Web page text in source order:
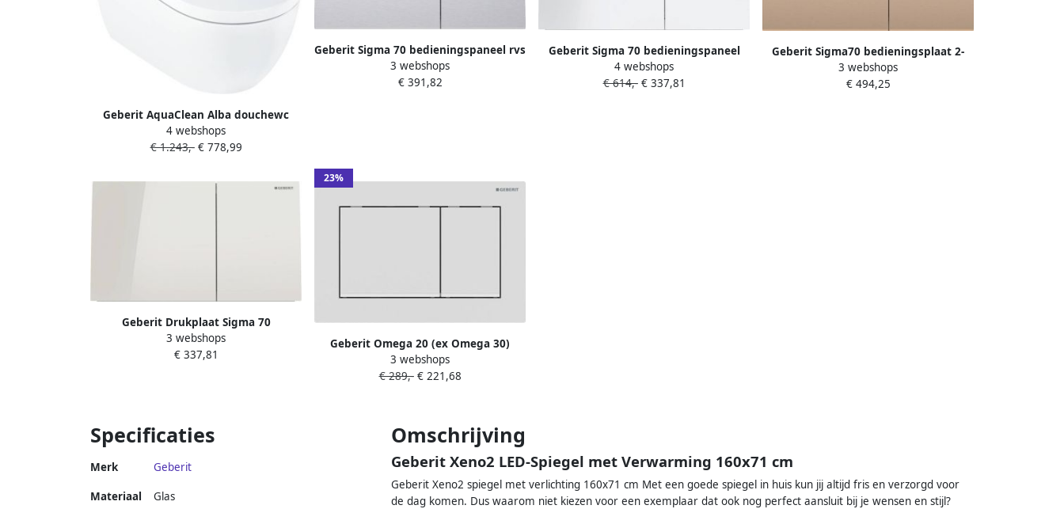
Geberit AquaClean Alba douchewc
37.5x56.5x40.5cm spoelrandloos
diepspoel afstandsbediening KeraTect
4 webshops
€ 1.243,-€ 778,99
Geberit Sigma 70 bedieningspaneel rvs
voor Sigma reservoirs 8cm (UP720) en
12cm (UP320)
3 webshops
€ 391,82
Geberit Sigma 70 bedieningspaneel
wit glas voor Sigma reservoirs 8cm
(UP720) en 12cm (UP320)
4 webshops
€ 614,-€ 337,81
Geberit Sigma70 bedieningsplaat 2-
toets spoeling vierkant rvs roodgoud
115.622.QB.1
3 webshops
€ 494,25
Geberit Drukplaat Sigma 70
Frontbediening 2-toets Glas Zandgrijs
3 webshops
€ 337,81
23%
Geberit Omega 20 (ex Omega 30)
bedieningspaneel mat wit voor Omega
inbouwreservoir 12cm
3 webshops
€ 289,-€ 221,68
Specificaties
Merk Geberit
Materiaal Glas
Omschrijving
Geberit Xeno2 LED-Spiegel met Verwarming 160x71 cm
Geberit Xeno2 spiegel met verlichting 160x71 cm Met een goede spiegel in huis kun jij altijd fris en verzorgd voor
de dag komen. Dus waarom niet kiezen voor een exemplaar dat ook nog perfect aansluit bij je wensen en stijl?